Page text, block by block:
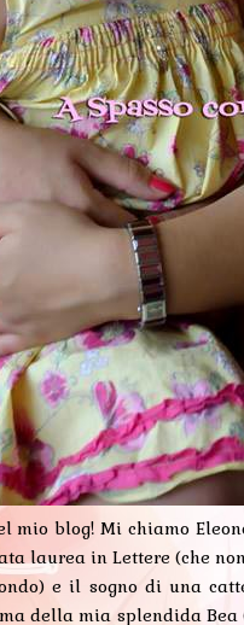
mio blog! Mi chiamo
laurea in Lettere (che
e il sogno di una
della mia splendida Bea